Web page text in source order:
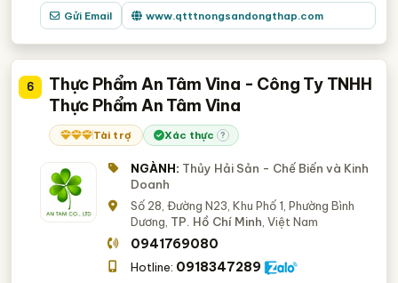
Gửi Email www.qtttnongsandongthap.com
6
Thực Phẩm An Tâm Vina - Công Ty TNHH
Thực Phẩm An Tâm Vina
Tài trợ Xác thực ?
NGÀNH: Thủy Hải Sản - Chế Biến và Kinh
Doanh
Số 28, Đường N23, Khu Phố 1, Phường Bình
Dương, TP. Hồ Chí Minh , Việt Nam
0941769080
Hotline: 0918347289